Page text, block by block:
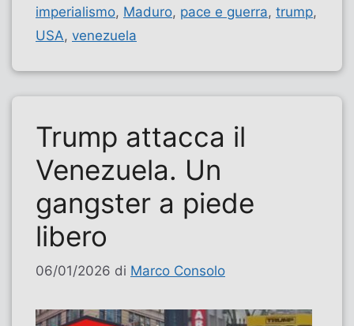
imperialismo, Maduro, pace e guerra, trump,
USA, venezuela
Trump attacca il
Venezuela. Un
gangster a piede
libero
06/01/2026 di Marco Consolo